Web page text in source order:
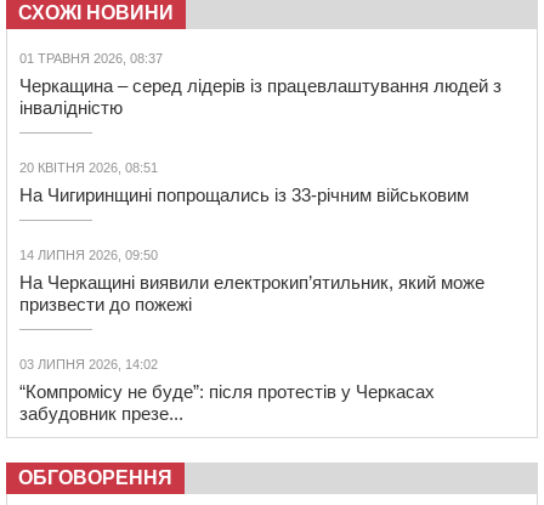
СХОЖІ НОВИНИ
01 ТРАВНЯ 2026, 08:37
Черкащина – серед лідерів із працевлаштування людей з
інвалідністю
20 КВІТНЯ 2026, 08:51
На Чигиринщині попрощались із 33-річним військовим
14 ЛИПНЯ 2026, 09:50
На Черкащині виявили електрокип’ятильник, який може
призвести до пожежі
03 ЛИПНЯ 2026, 14:02
“Компромісу не буде”: після протестів у Черкасах
забудовник презе...
ОБГОВОРЕННЯ